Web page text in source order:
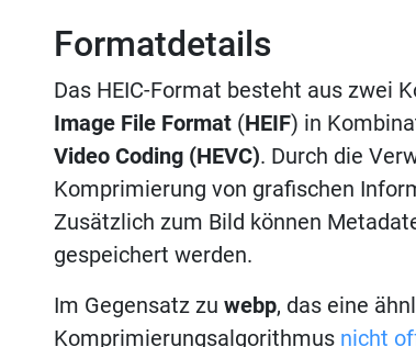
Formatdetails
Das HEIC-Format besteht aus zwei
Image File Format(HEIF) in
Video Coding (HEVC). Durch die
Komprimierung von grafischen
Zusätzlich zum Bild können
gespeichert werden.
Im Gegensatz zu webp, das eine
Komprimierungsalgorithmus nicht